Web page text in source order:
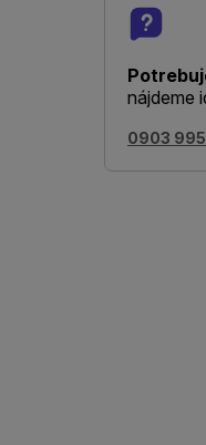
nájdeme
0903